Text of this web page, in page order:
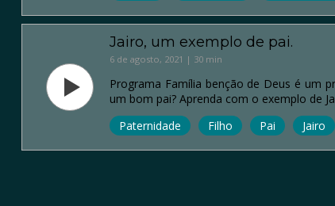
Jairo, um exemplo de pai.
6 de agosto, 2021 | 30 min
Programa Família benção de Deus é um
um bom pai? Aprenda com o exemplo de
Paternidade
Filho Pai Jairo